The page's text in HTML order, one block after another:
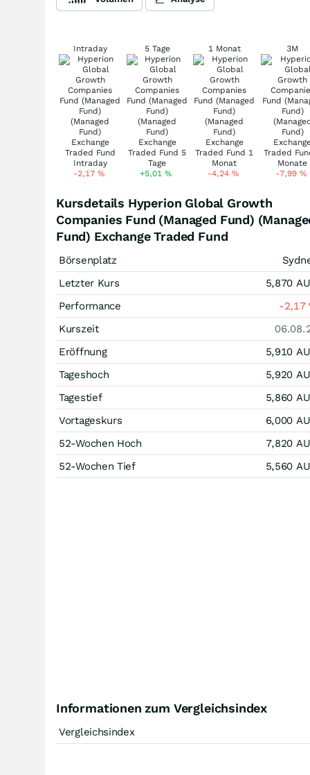
Intraday
-2,17 %
5 Tage
+5,01%
1 Monat
-4,24 %
3M
-7,99%
Kursdetails Hyperion Global Growth
Companies Fund (Managed Fund)
Fund) Exchange Traded Fund
Börsenplatz
Letzter Kurs
5,870
Performance
-2,17
Kurszeit
Eröffnung
5,910
Tageshoch
5,920
Tagestief
5,860
Vortageskurs
6,000
52-Wochen Hoch
7,820
52-Wochen Tief
5,560
Informationen zum Vergleichsindex
Vergleichsindex